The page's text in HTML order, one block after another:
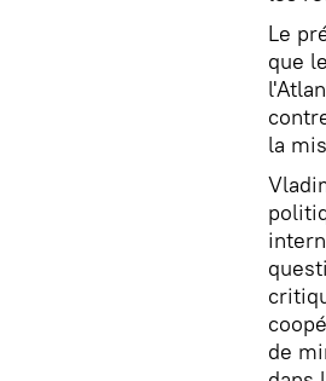
Le
que
la
de